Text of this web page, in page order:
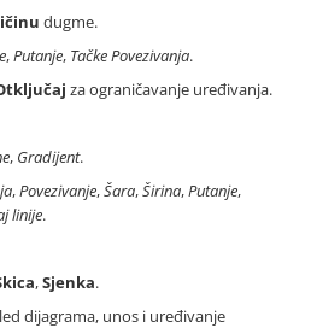
dugme.
,Putanje, Tačke Povezivanja.
za ograničavanje uređivanja.
, Gradijent.
,Povezivanje,Šara,Širina,Putanje,
linije.
,Sjenka.
dijagrama, unos i uređivanje